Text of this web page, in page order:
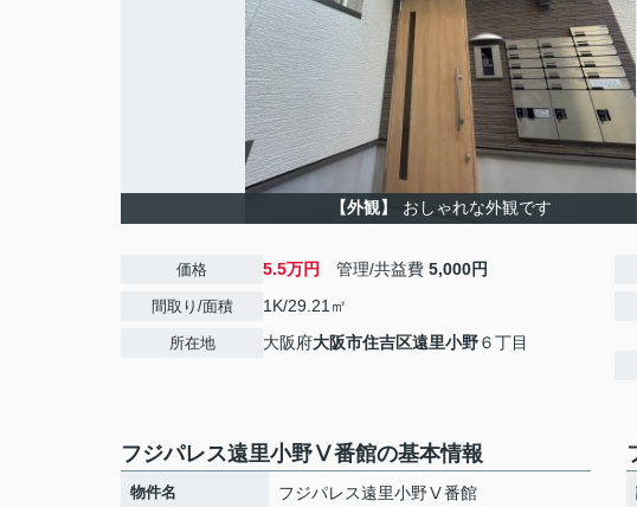
【外観】 おしゃれな外観です
価格 5.5万円 管理/共益費 5,000円
間取り/面積 1K/29.21㎡
所在地 大阪府大阪市住吉区遠里小野６丁目
フジパレス遠里小野Ⅴ番館の基本情報
物件名 フジパレス遠里小野Ⅴ番館